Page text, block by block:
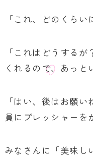
「これ、どのくらい
「これはどうする
くれるので、あっと
「はい、後はお願
員にプレッシャーを
みなさんに「美味し